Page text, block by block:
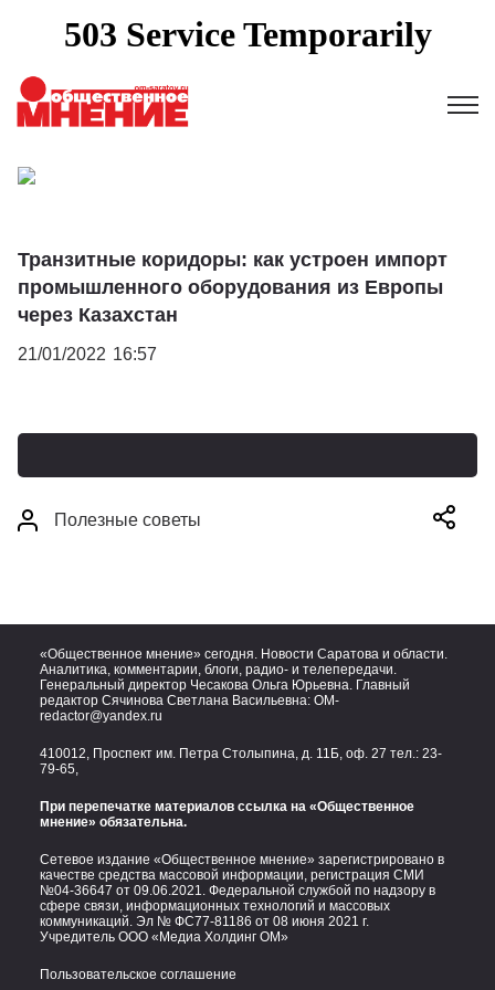
Транзитные коридоры: как устроен импорт
промышленного оборудования из Европы
через Казахстан
21/01/2022 16:57
Полезные советы
«Общественное мнение» сегодня. Новости Саратова и области.
Аналитика, комментарии, блоги, радио- и телепередачи.
Генеральный директор Чесакова Ольга Юрьевна. Главный
редактор Сячинова Светлана Васильевна: OM-
redactor@yandex.ru
410012, Проспект им. Петра Столыпина, д. 11Б, оф. 27 тел.: 23-
79-65,
При перепечатке материалов ссылка на «Общественное
мнение» обязательна.
Сетевое издание «Общественное мнение» зарегистрировано в
качестве средства массовой информации, регистрация СМИ
№04-36647 от 09.06.2021. Федеральной службой по надзору в
сфере связи, информационных технологий и массовых
коммуникаций. Эл № ФС77-81186 от 08 июня 2021 г.
Учредитель ООО «Медиа Холдинг ОМ»
Пользовательское соглашение